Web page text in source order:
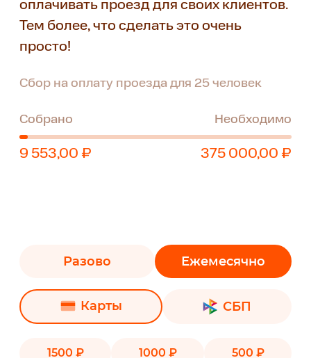
оплачивать проезд для своих клиентов.
Тем более, что сделать это очень
просто!
Сбор на оплату проезда для 25 человек
Собрано Необходимо
9 553,00 ₽ 375 000,00 ₽